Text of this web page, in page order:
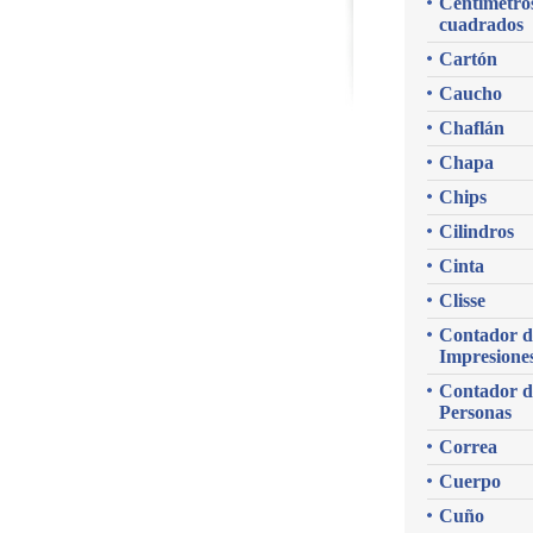
cuadrados
Cartón
Caucho
Chaflán
Chapa
Chips
Cilindros
Cinta
Clisse
Contador
Contador
Personas
Correa
Cuerpo
Cuño